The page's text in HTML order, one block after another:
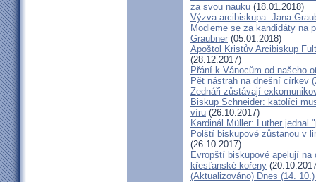
za svou nauku (18.01.2018)
Výzva arcibiskupa. Jana
Modleme se za kandidáty na
Graubner (05.01.2018)
Apoštol Kristův Arcibiskup
(28.12.2017)
Přání k Vánocům od našeho
Pět nástrah na dnešní církev
Zednáři zůstávají
Biskup Schneider: katolíci
víru (26.10.2017)
Kardinál Müller: Luther jednal
Polští biskupové zůstanou v
(26.10.2017)
Evropští biskupové apelují
křesťanské kořeny
(Aktualizováno) Dnes (14.